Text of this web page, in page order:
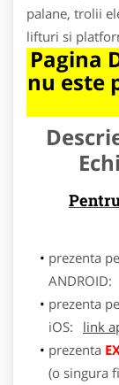
palane, trolii
lifturi si
Pagina
nu este
prezenta
ANDROID:
prezenta
iOS:
link
prezenta
(o singura